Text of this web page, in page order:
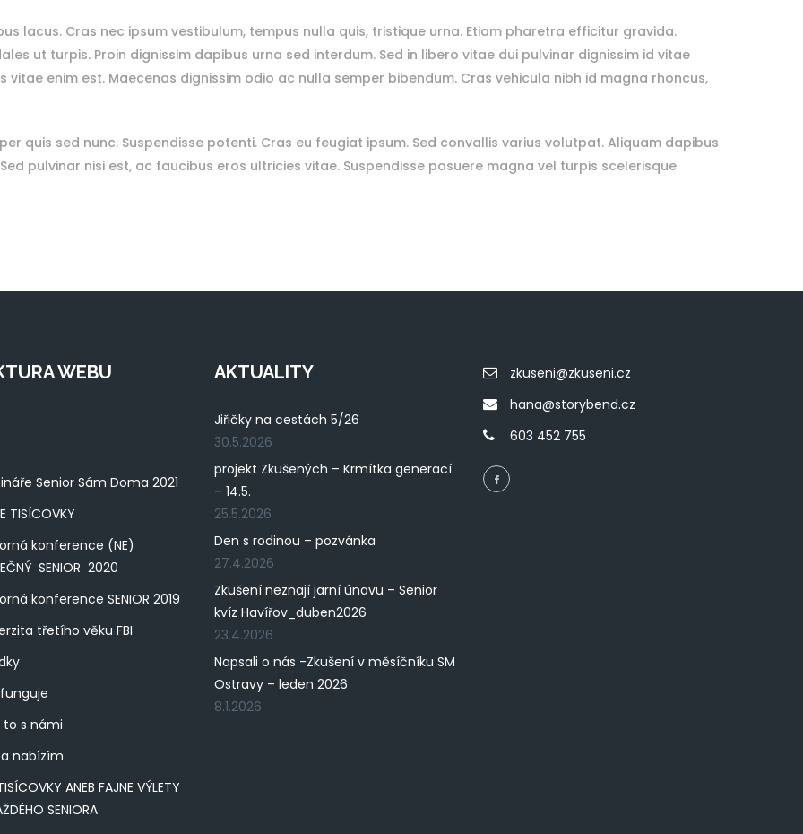
lacus. Cras nec ipsum vestibulum, tempus nulla quis, tristique urna. Etiam pharetra efficitur gravida.
ut turpis. Proin dignissim dapibus urna sed interdum. Sed in libero vitae dui pulvinar dignissim id vitae
vitae enim est. Maecenas dignissim odio ac nulla semper bibendum. Cras vehicula nibh id magna rhoncus,
quis sed nunc. Suspendisse potenti. Cras eu feugiat ipsum. Sed convallis varius volutpat. Aliquam dapibus
pulvinar nisi est, ac faucibus eros ultricies vitae. Suspendisse posuere magna vel turpis scelerisque
WEBU
Senior Sám Doma 2021
TISÍCOVKY
konference (NE)
SENIOR 2020
konference SENIOR 2019
třetího věku FBI
to s námi
nabízím
ANEB FAJNE VÝLETY
SENIORA
AKTUALITY
Jiřičky na cestách 5/26
30.5.2026
projekt Zkušených – Krmítka generací
– 14.5.
25.5.2026
Den s rodinou – pozvánka
27.4.2026
Zkušení neznají jarní únavu – Senior
kvíz Havířov_duben2026
23.4.2026
Napsali o nás -Zkušení v měsíčníku SM
Ostravy – leden 2026
8.1.2026
zkuseni@zkuseni.cz
hana@storybend.cz
603 452 755